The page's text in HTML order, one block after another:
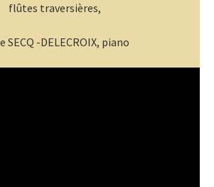
flûtes traversières,
SECQ -DELECROIX, piano